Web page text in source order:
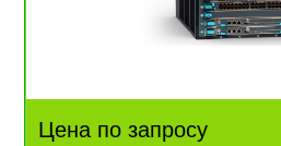
Цена по запросу